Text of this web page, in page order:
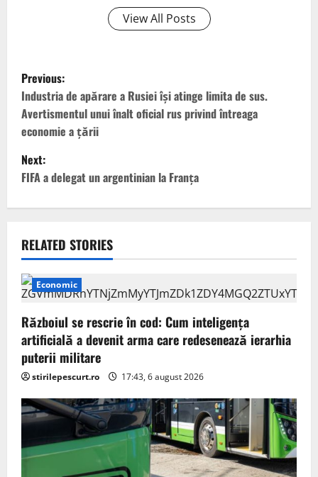
View All Posts
P
o
s
t
n
v
i
g
a
t
i
o
n
Previous:
Industria de apărare a Rusiei își atinge limita de sus.
Avertismentul unui înalt oficial rus privind întreaga
economie a țării
Next:
FIFA a delegat un argentinian la Franța
RELATED STORIES
Economic
Războiul se rescrie în cod: Cum inteligența
artificială a devenit arma care redesenează ierarhia
puterii militare
stirilepescurt.ro 17:43, 6 august 2026